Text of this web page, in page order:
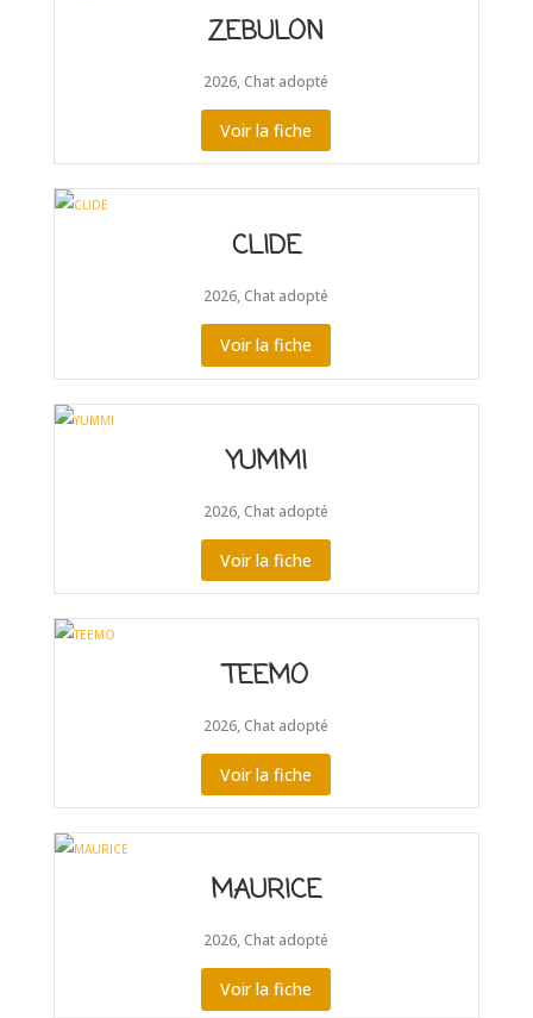
ZEBULON
2026, Chat adopté
Voir la fiche
CLIDE
2026, Chat adopté
Voir la fiche
YUMMI
2026, Chat adopté
Voir la fiche
TEEMO
2026, Chat adopté
Voir la fiche
MAURICE
2026, Chat adopté
Voir la fiche